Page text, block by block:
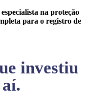
na proteção
para o registro de
investiu